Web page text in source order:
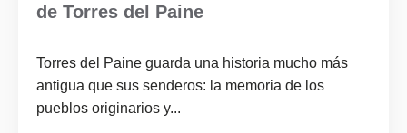
de Torres del Paine
Torres del Paine guarda una historia mucho más
antigua que sus senderos: la memoria de los
pueblos originarios y...